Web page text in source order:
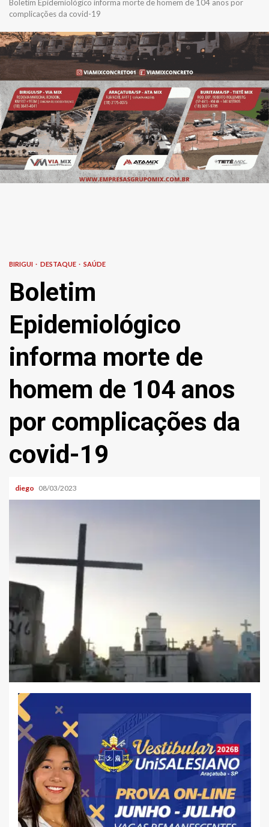
Boletim Epidemiológico informa morte de homem de 104 anos por
complicações da covid-19
BIRIGUI DESTAQUE SAÚDE
Boletim
Epidemiológico
informa morte de
homem de 104 anos
por complicações da
covid-19
diego 08/03/2023